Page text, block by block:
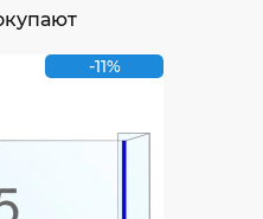
-11%